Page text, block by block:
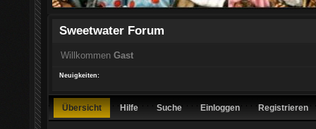
Sweetwater Forum
Willkommen Gast
Neuigkeiten:
Übersicht Hilfe Suche Einloggen Registrieren